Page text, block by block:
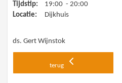
Tijdstip:
19:00 - 20:00
Locatie:
Dijkhuis
ds. Gert Wijnstok
terug